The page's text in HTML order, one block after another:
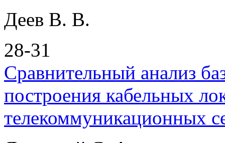
Деев В. В.
28-31
Сравнительный анализ
построения кабельных
телекоммуникационных